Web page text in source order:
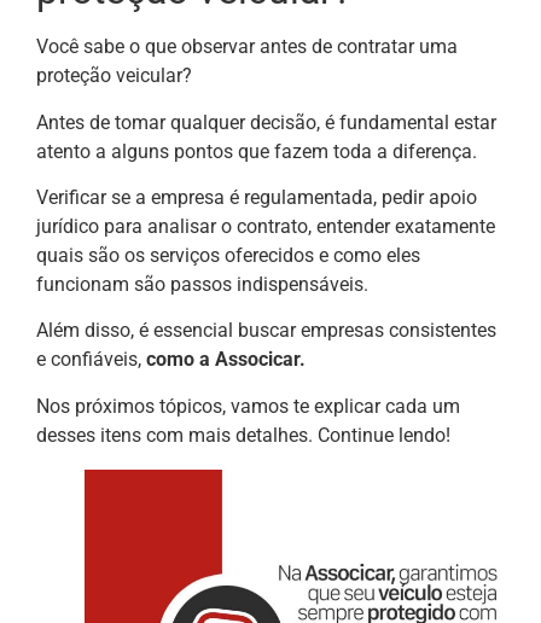
Você sabe o que observar antes de contratar uma
proteção veicular?
Antes de tomar qualquer decisão, é fundamental estar
atento a alguns pontos que fazem toda a diferença.
Verificar se a empresa é regulamentada, pedir apoio
jurídico para analisar o contrato, entender exatamente
quais são os serviços oferecidos e como eles
funcionam são passos indispensáveis.
Além disso, é essencial buscar empresas consistentes
e confiáveis, como a Associcar.
Nos próximos tópicos, vamos te explicar cada um
desses itens com mais detalhes. Continue lendo!